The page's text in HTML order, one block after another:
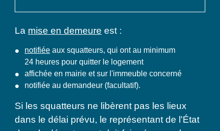
La mise en demeure est :
notifiée aux squatteurs, qui ont au minimum
24 heures pour quitter le logement
affichée en mairie et sur l'immeuble concerné
notifiée au demandeur (facultatif).
Si les squatteurs ne libèrent pas les lieux
dans le délai prévu, le représentant de l'État